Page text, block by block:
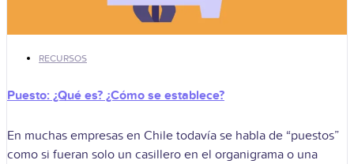
RECURSOS
Puesto: ¿Qué es? ¿Cómo se establece?
En muchas empresas en Chile todavía se habla de “puestos”
como si fueran solo un casillero en el organigrama o una